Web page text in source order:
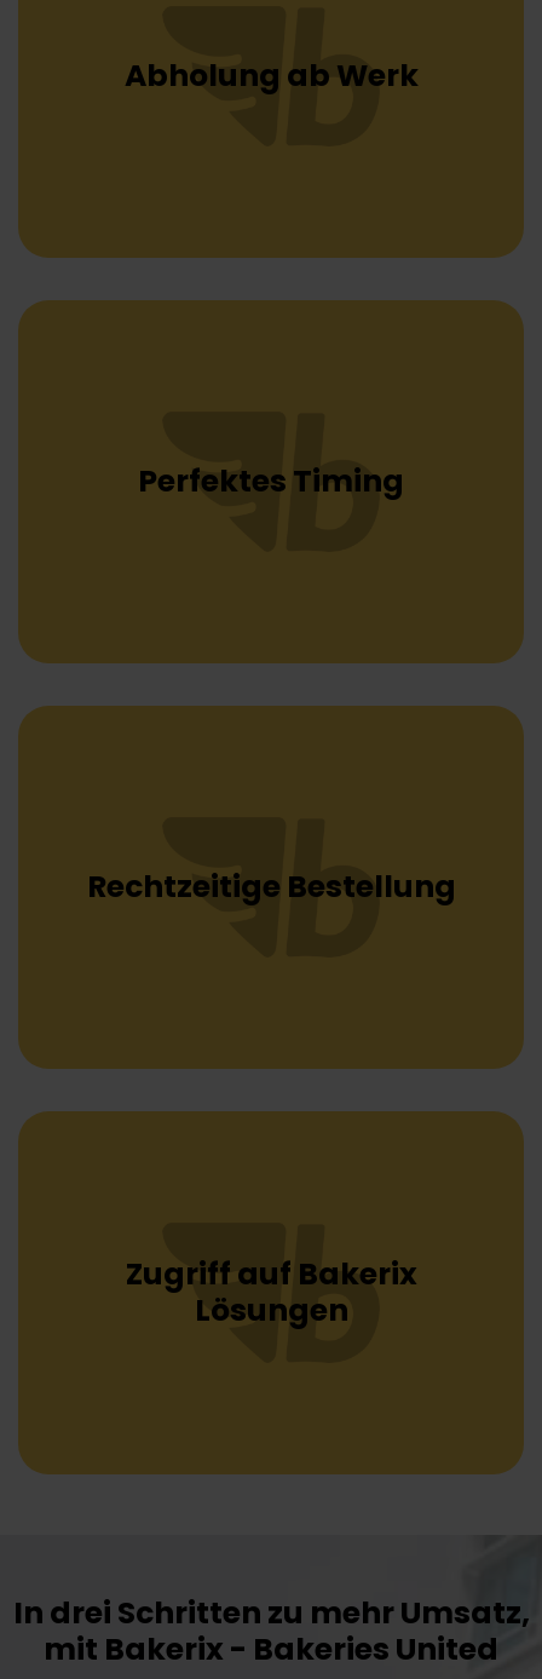
Abholung ab Werk
Perfektes Timing
Rechtzeitige Bestellung
Zugriff auf Bakerix
Lösungen
In drei Schritten zu mehr Umsatz,
mit Bakerix - Bakeries United